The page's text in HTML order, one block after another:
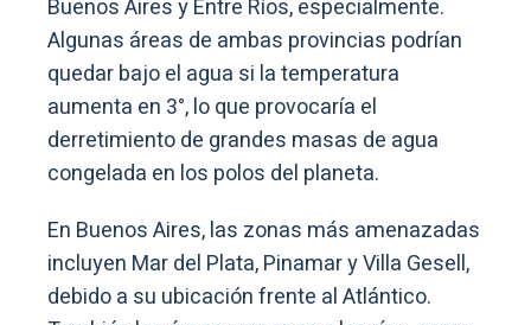
Buenos Aires y Entre Ríos, especialmente.
Algunas áreas de ambas provincias podrían
quedar bajo el agua si la temperatura
aumenta en 3°, lo que provocaría el
derretimiento de grandes masas de agua
congelada en los polos del planeta.
En Buenos Aires, las zonas más amenazadas
incluyen Mar del Plata, Pinamar y Villa Gesell,
debido a su ubicación frente al Atlántico.